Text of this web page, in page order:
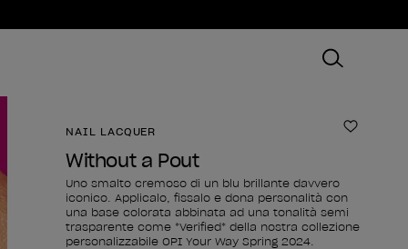
NAIL LACQUER
Without a Pout
Uno smalto cremoso di un blu brillante davvero
iconico. Applicalo, fissalo e dona personalità con
una base colorata abbinata ad una tonalità semi
trasparente come *Verified* della nostra collezione
personalizzabile OPI Your Way Spring 2024.